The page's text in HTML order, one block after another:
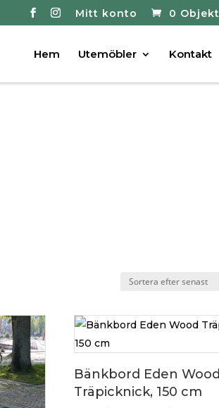
Mitt konto 0 Objekt
Hem Utemöbler Kontakt
Bänkbord Eden Wood
Träpicknick, 150 cm